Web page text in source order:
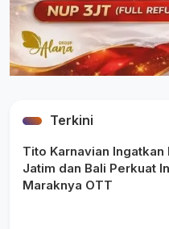
Terkini
Tito Karnavian Ingatkan
Jatim dan Bali Perkuat
Maraknya OTT